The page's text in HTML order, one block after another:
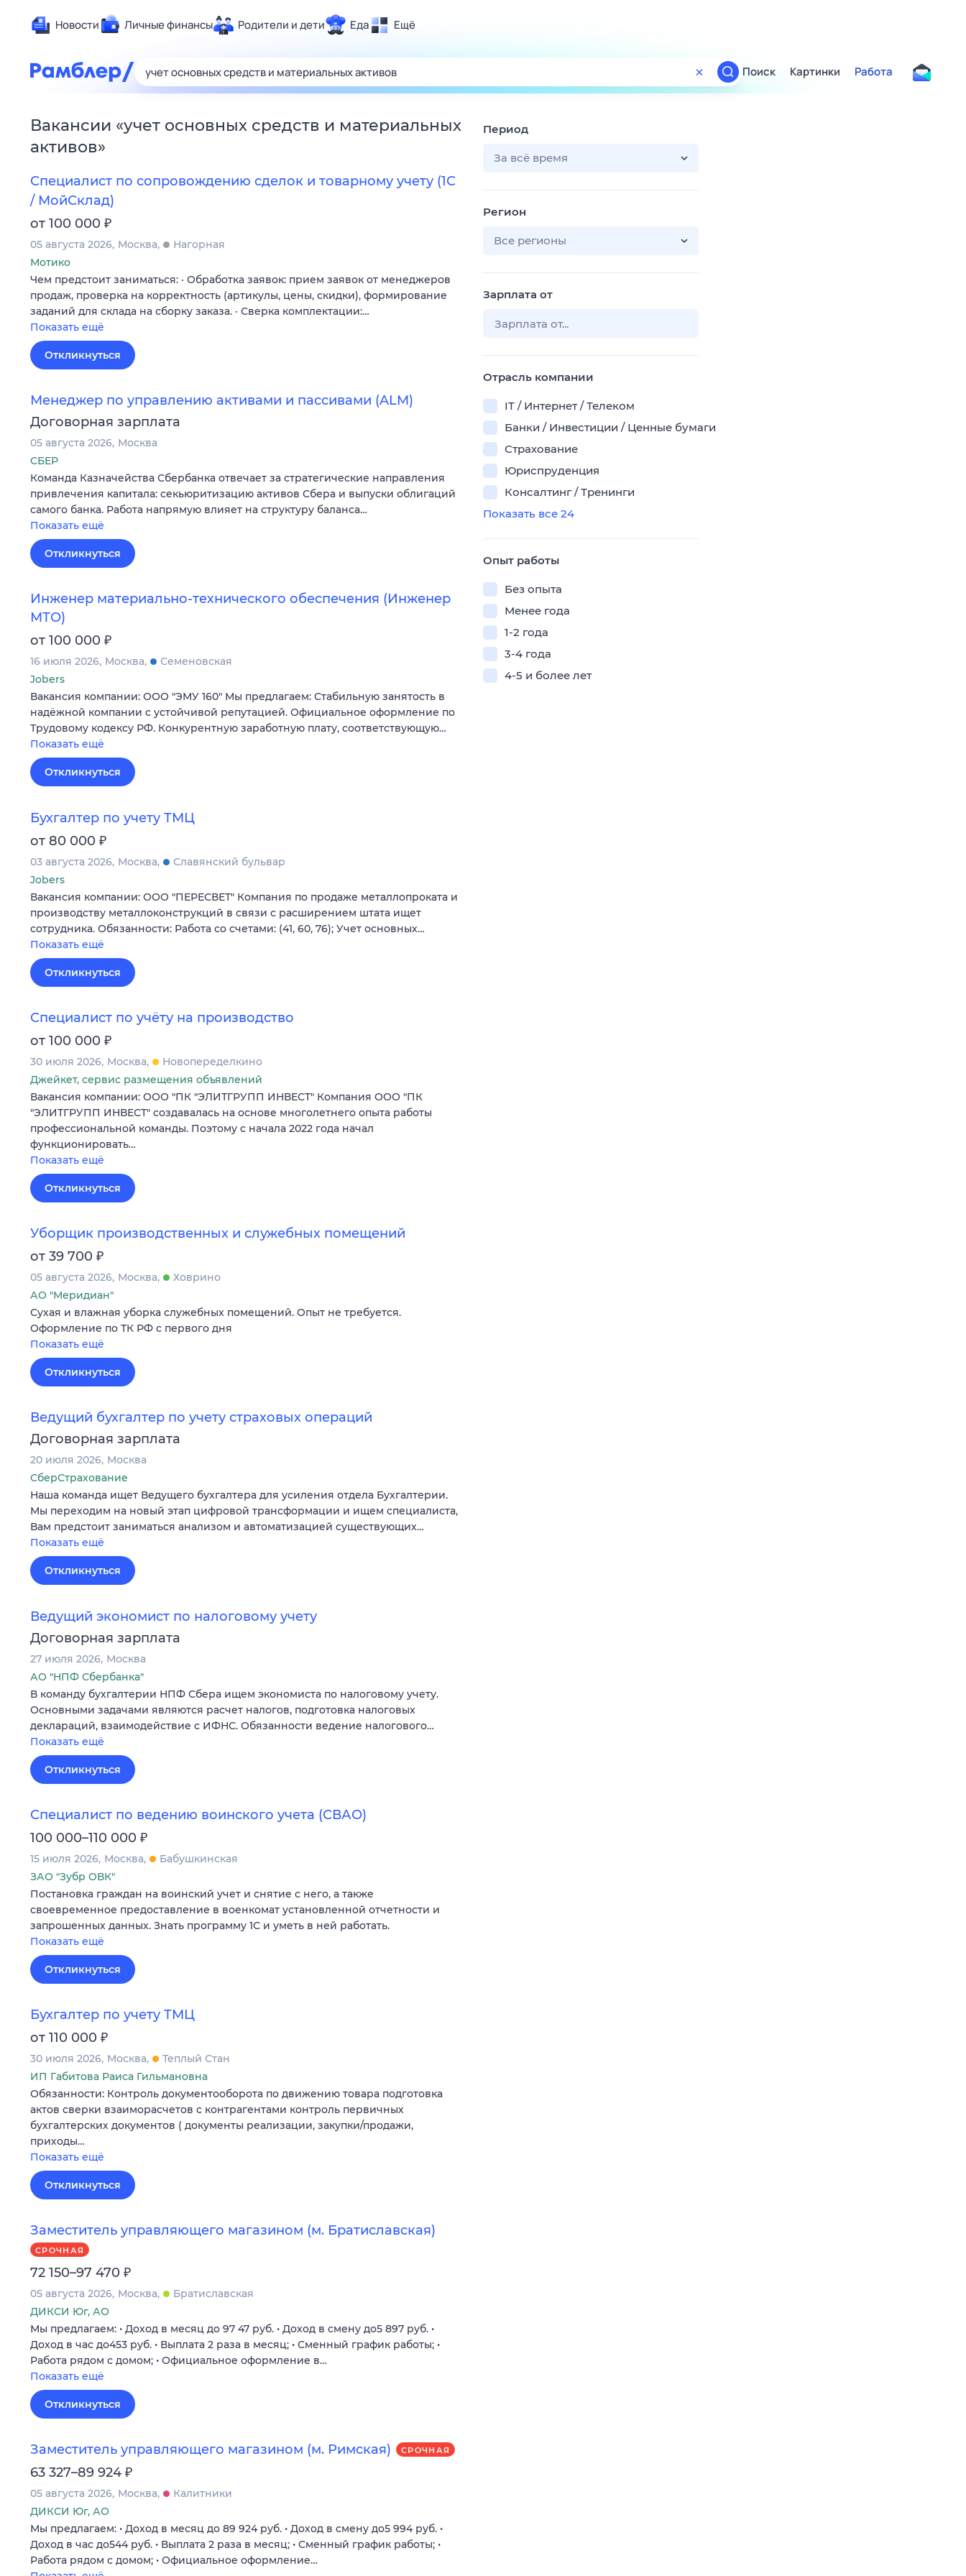
Новости Личные финансы Родители и дети Еда Ещё
Здоровье
Развлечения и отдых
Спорт
Авто
Поиск
ТВ-программа
Поиск Картинки Работа
Вакансии «учет основных средств и материальных
активов»
Специалист по сопровождению сделок и товарному учету (1С
/ МойСклад)
от 100 000 ₽
05 августа 2026 Москва
Нагорная
Мотико
Чем предстоит заниматься: · Обработка заявок: прием заявок от менеджеров
продаж, проверка на корректность (артикулы, цены, скидки), формирование
заданий для склада на сборку заказа. · Сверка комплектации:…
Показать ещё
Откликнуться
Менеджер по управлению активами и пассивами (ALM)
Договорная зарплата
05 августа 2026 Москва
СБЕР
Команда Казначейства Сбербанка отвечает за стратегические направления
привлечения капитала: секьюритизацию активов Сбера и выпуски облигаций
самого банка. Работа напрямую влияет на структуру баланса…
Показать ещё
Откликнуться
Инженер материально-технического обеспечения (Инженер
МТО)
от 100 000 ₽
16 июля 2026 Москва
Семеновская
Jobers
Вакансия компании: ООО "ЭМУ 160" Мы предлагаем: Стабильную занятость в
надёжной компании с устойчивой репутацией. Официальное оформление по
Трудовому кодексу РФ. Конкурентную заработную плату, соответствующую…
Показать ещё
Откликнуться
Бухгалтер по учету ТМЦ
от 80 000 ₽
03 августа 2026 Москва
Славянский бульвар
Jobers
Вакансия компании: ООО "ПЕРЕСВЕТ" Компания по продаже металлопроката и
производству металлоконструкций в связи с расширением штата ищет
сотрудника. Обязанности: Работа со счетами: (41, 60, 76); Учет основных…
Показать ещё
Откликнуться
Специалист по учёту на производство
от 100 000 ₽
30 июля 2026 Москва
Новопеределкино
Джейкет, сервис размещения объявлений
Вакансия компании: ООО "ПК "ЭЛИТГРУПП ИНВЕСТ" Компания ООО "ПК
"ЭЛИТГРУПП ИНВЕСТ" создавалась на основе многолетнего опыта работы
профессиональной команды. Поэтому с начала 2022 года начал
функционировать…
Показать ещё
Откликнуться
Уборщик производственных и служебных помещений
от 39 700 ₽
05 августа 2026 Москва
Ховрино
АО "Меридиан"
Сухая и влажная уборка служебных помещений. Опыт не требуется.
Оформление по ТК РФ с первого дня
Показать ещё
Откликнуться
Ведущий бухгалтер по учету страховых операций
Договорная зарплата
20 июля 2026 Москва
СберСтрахование
Наша команда ищет Ведущего бухгалтера для усиления отдела Бухгалтерии.
Мы переходим на новый этап цифровой трансформации и ищем специалиста,
Вам предстоит заниматься анализом и автоматизацией существующих…
Показать ещё
Откликнуться
Ведущий экономист по налоговому учету
Договорная зарплата
27 июля 2026 Москва
АО "НПФ Сбербанка"
В команду бухгалтерии НПФ Сбера ищем экономиста по налоговому учету.
Основными задачами являются расчет налогов, подготовка налоговых
деклараций, взаимодействие с ИФНС. Обязанности ведение налогового…
Показать ещё
Откликнуться
Специалист по ведению воинского учета (СВАО)
100 000–110 000 ₽
15 июля 2026 Москва
Бабушкинская
ЗАО "Зубр ОВК"
Постановка граждан на воинский учет и снятие с него, а также
своевременное предоставление в военкомат установленной отчетности и
запрошенных данных. Знать программу 1С и уметь в ней работать.
Показать ещё
Откликнуться
Бухгалтер по учету ТМЦ
от 110 000 ₽
30 июля 2026 Москва
Теплый Стан
ИП Габитова Раиса Гильмановна
Обязанности: Контроль документооборота по движению товара подготовка
актов сверки взаиморасчетов с контрагентами контроль первичных
бухгалтерских документов ( документы реализации, закупки/продажи,
приходы…
Показать ещё
Откликнуться
Заместитель управляющего магазином (м. Братиславская)
СРОЧНАЯ
72 150–97 470 ₽
05 августа 2026 Москва
Братиславская
ДИКСИ Юг, АО
Мы предлагаем: • Доход в месяц до 97 47 руб. • Доход в смену до5 897 руб. •
Доход в час до453 руб. • Выплата 2 раза в месяц; • Сменный график работы; •
Работа рядом с домом; • Официальное оформление в…
Показать ещё
Откликнуться
Заместитель управляющего магазином (м. Римская) СРОЧНАЯ
63 327–89 924 ₽
05 августа 2026 Москва
Калитники
ДИКСИ Юг, АО
Мы предлагаем: • Доход в месяц до 89 924 руб. • Доход в смену до5 994 руб. •
Доход в час до544 руб. • Выплата 2 раза в месяц; • Сменный график работы; •
Работа рядом с домом; • Официальное оформление…
Период
За всё время
Регион
Все регионы
Зарплата от
Отрасль компании
IT / Интернет / Телеком
Банки / Инвестиции / Ценные бумаги
Страхование
Юриспруденция
Консалтинг / Тренинги
Показать все 24
Опыт работы
Без опыта
Менее года
1-2 года
3-4 года
4-5 и более лет